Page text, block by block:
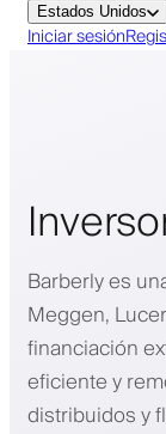
Estados Unidos
Iniciar sesión
Barberly es
Meggen,
financiación
eficiente y
distribuidos y